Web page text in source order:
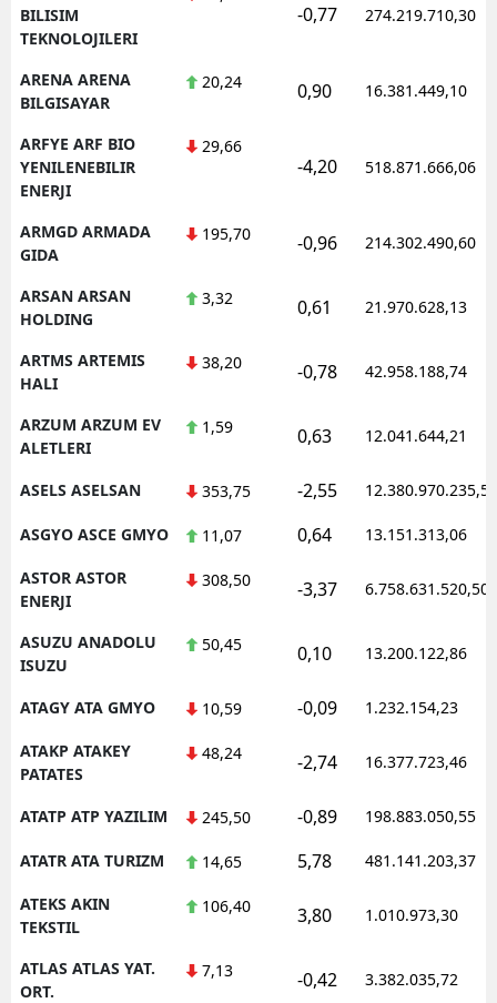
BILISIM
TEKNOLOJILERI
-0,77 274.219.710,30
ARENA ARENA
BILGISAYAR
20,24 0,90 16.381.449,10
ARFYE ARF BIO
YENILENEBILIR
ENERJI
29,66
-4,20 518.871.666,06
ARMGD ARMADA
GIDA
195,70 -0,96 214.302.490,60
ARSAN ARSAN
HOLDING
3,32 0,61 21.970.628,13
ARTMS ARTEMIS
HALI
38,20 -0,78 42.958.188,74
ARZUM ARZUM EV
ALETLERI
1,59 0,63 12.041.644,21
ASELS ASELSAN 353,75 -2,55 12.380.970.235,50
ASGYO ASCE GMYO 11,07 0,64 13.151.313,06
ASTOR ASTOR
ENERJI
308,50 -3,37 6.758.631.520,50
ASUZU ANADOLU
ISUZU
50,45 0,10 13.200.122,86
ATAGY ATA GMYO 10,59 -0,09 1.232.154,23
ATAKP ATAKEY
PATATES
48,24 -2,74 16.377.723,46
ATATP ATP YAZILIM 245,50 -0,89 198.883.050,55
ATATR ATA TURIZM 14,65 5,78 481.141.203,37
ATEKS AKIN
TEKSTIL
106,40 3,80 1.010.973,30
ATLAS ATLAS YAT.
ORT.
7,13 -0,42 3.382.035,72